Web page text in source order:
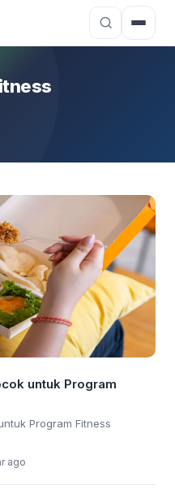
untuk Program
Program Fitness
ago